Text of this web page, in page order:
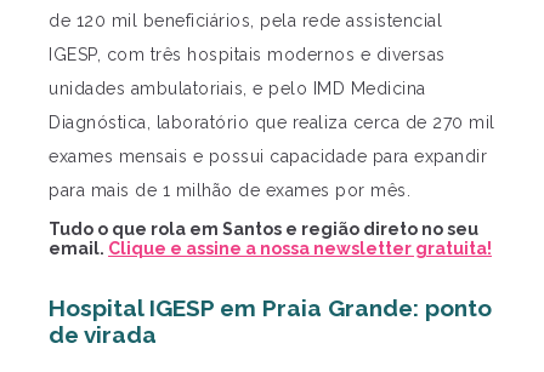
de 120 mil beneficiários, pela rede assistencial
IGESP, com três hospitais modernos e diversas
unidades ambulatoriais, e pelo IMD Medicina
Diagnóstica, laboratório que realiza cerca de 270 mil
exames mensais e possui capacidade para expandir
para mais de 1 milhão de exames por mês.
Tudo o que rola em Santos e região direto no seu
email. Clique e assine a nossa newsletter gratuita!
Hospital IGESP em Praia Grande: ponto
de virada